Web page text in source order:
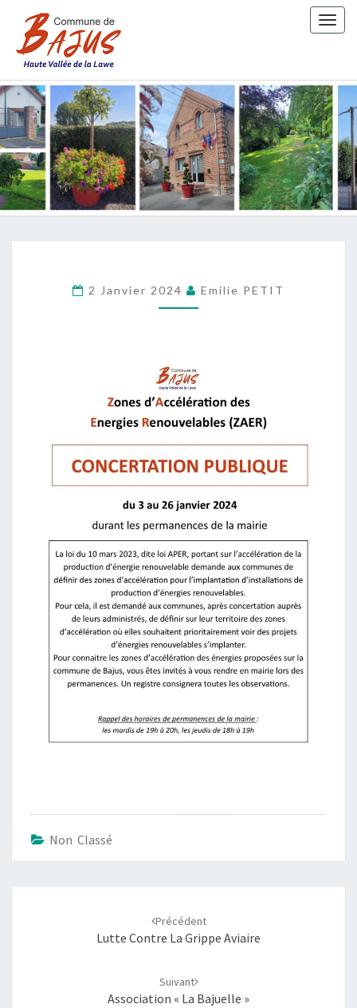
DE
2 Janvier 2024 Emilie PETIT
Non Classé
Précédent
Lutte Contre La Grippe Aviaire
Suivant
Association « La Bajuelle »